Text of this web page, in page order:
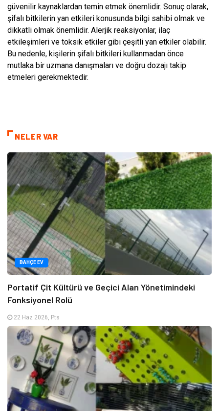
güvenilir kaynaklardan temin etmek önemlidir. Sonuç olarak,
şifalı bitkilerin yan etkileri konusunda bilgi sahibi olmak ve
dikkatli olmak önemlidir. Alerjik reaksiyonlar, ilaç
etkileşimleri ve toksik etkiler gibi çeşitli yan etkiler olabilir.
Bu nedenle, kişilerin şifalı bitkileri kullanmadan önce
mutlaka bir uzmana danışmaları ve doğru dozajı takip
etmeleri gerekmektedir.
NELER VAR
BAHÇE EV
Portatif Çit Kültürü ve Geçici Alan Yönetimindeki
Fonksiyonel Rolü
22 Haz 2026, Pts